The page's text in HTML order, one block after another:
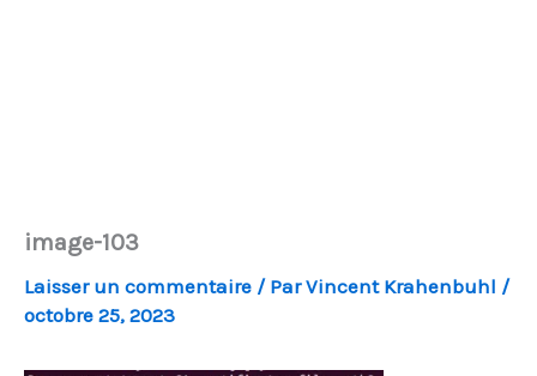
image-103
Laisser un commentaire / ParVincent Krahenbuhl /
octobre 25, 2023